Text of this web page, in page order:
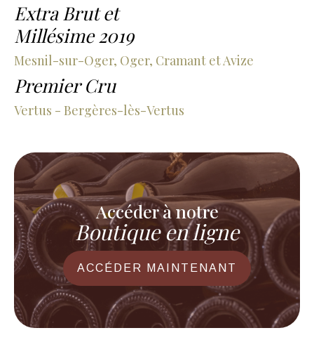
Extra Brut et
Millésime 2019
Mesnil-sur-Oger, Oger, Cramant et Avize
Premier Cru
Vertus - Bergères-lès-Vertus
Accéder à notre
Boutique en ligne
ACCÉDER MAINTENANT